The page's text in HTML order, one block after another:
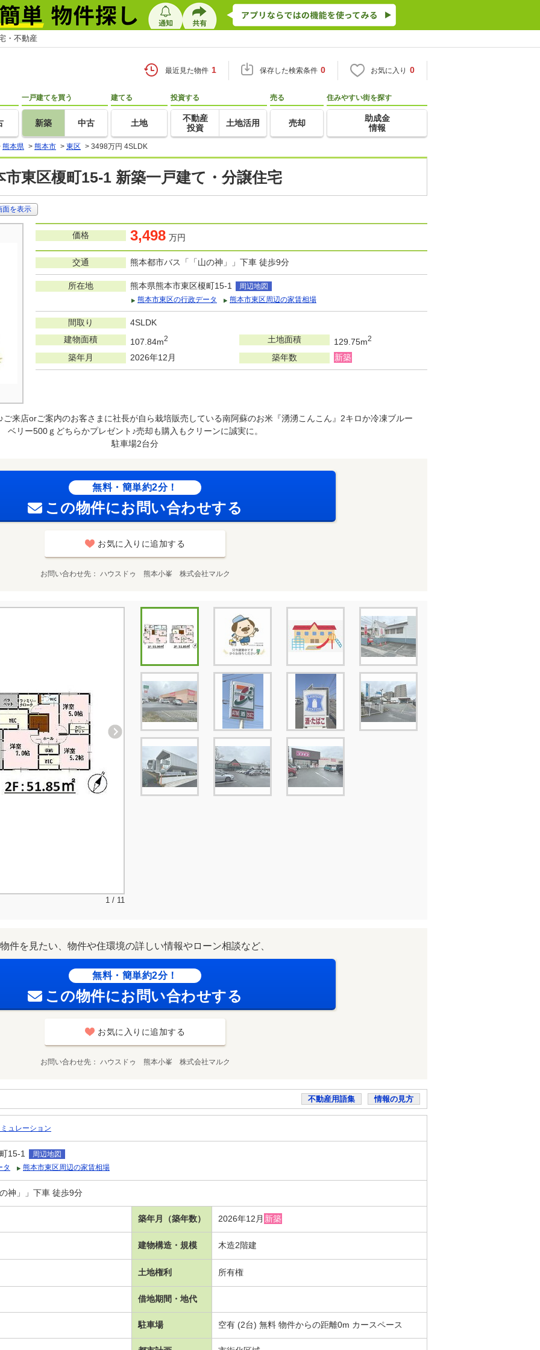
・不動産
最近見た物件 1 保存した検索条件 0 お気に入り 0
一戸建てを買う
新築 中古
建てる
土地
投資する
不動産
投資
土地活用
売る
売却
住みやすい街を探す
助成金
情報
熊本県 > 熊本市 > 東区 > 3498万円 4SLDK
市東区榎町15-1 新築一戸建て・分譲住宅
を表示
価格 3,498 万円
交通 熊本都市バス「「山の神」」下車 徒歩9分
所在地 熊本県熊本市東区榎町15-1
周辺地図
熊本市東区の行政データ
熊本市東区周辺の家賃相場
間取り
4SLDK
建物面積
107.84m2 土地面積 129.75m2
築年月 2026年12月 築年数 新築
ご来店orご案内のお客さまに社長が自ら栽培販売している南阿蘇のお米『湧湧こんこん』2キロか冷凍ブルー
ベリー500ｇどちらかプレゼント♪売却も購入もクリーンに誠実に。
駐車場2台分
無料・簡単約2分！
この物件にお問い合わせする
お気に入りに追加する
お問い合わせ先 ハウスドゥ 熊本小峯 株式会社マルク
1 / 11
物件を見たい、物件や住環境の詳しい情報やローン相談など、
無料・簡単約2分！
この物件にお問い合わせする
お気に入りに追加する
お問い合わせ先 ハウスドゥ 熊本小峯 株式会社マルク
不動産用語集 情報の見方
ュレーション
15-1
周辺地図
タ
熊本市東区周辺の家賃相場
神」」下車 徒歩9分
築年月（築年数） 2026年12月 新築
建物構造・規模 木造2階建
土地権利 所有権
借地期間・地代
駐車場 空有 (2台) 無料 物件からの距離0m カースペース